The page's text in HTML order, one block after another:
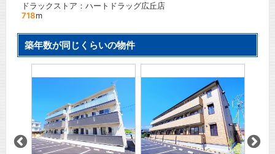
ドラックストア：ハートドラッグ広丘店
718m
築年数が同じくらいの物件